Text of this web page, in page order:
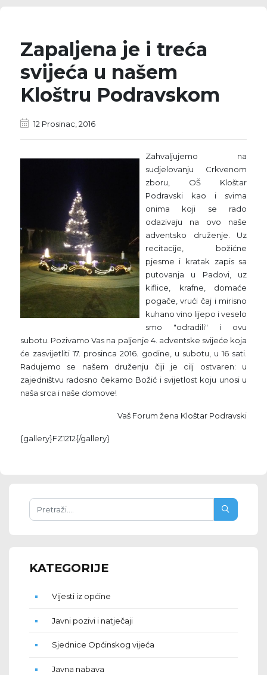
Zapaljena je i treća
svijeća u našem
Kloštru Podravskom
12 Prosinac, 2016
Zahvaljujemo na
sudjelovanju Crkvenom
zboru, OŠ Kloštar
Podravski kao i svima
onima koji se rado
odazivaju na ovo naše
adventsko druženje. Uz
recitacije, božićne
pjesme i kratak zapis sa
putovanja u Padovi, uz
kiflice, krafne, domaće
pogače, vrući čaj i mirisno
kuhano vino lijepo i veselo
smo "odradili" i ovu
subotu. Pozivamo Vas na paljenje 4. adventske svijeće koja
će zasvijetliti 17. prosinca 2016. godine, u subotu, u 16 sati.
Radujemo se našem druženju čiji je cilj ostvaren: u
zajedništvu radosno čekamo Božić i svijetlost koju unosi u
naša srca i naše domove!
Vaš Forum žena Kloštar Podravski
{gallery}FZ1212{/gallery}
KATEGORIJE
Vijesti iz općine
Javni pozivi i natječaji
Sjednice Općinskog vijeća
Javna nabava